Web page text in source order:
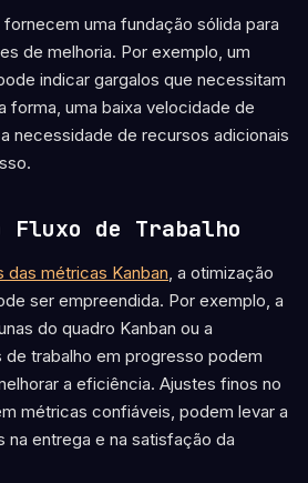
uma fundação sólida para
de melhoria. Por exemplo, um
indicar gargalos que necessitam
forma, uma baixa velocidade de
necessidade de recursos adicionais
Fluxo de Trabalho
das métricas Kanban , a otimização
ser empreendida. Por exemplo, a
do quadro Kanban ou a
trabalho em progresso podem
a eficiência. Ajustes finos no
métricas confiáveis, podem levar a
na entrega e na satisfação da